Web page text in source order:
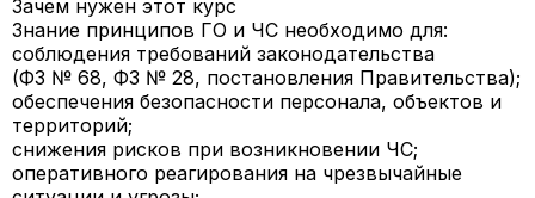
Зачем нужен этот курс
Знание принципов ГО и ЧС необходимо для:
соблюдения требований законодательства
(ФЗ № 68, ФЗ № 28, постановления Правительства);
обеспечения безопасности персонала, объектов и
территорий;
снижения рисков при возникновении ЧС;
оперативного реагирования на чрезвычайные